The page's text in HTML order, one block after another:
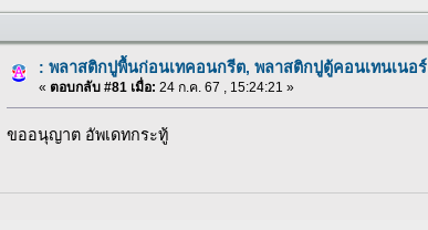
: พลาสติกปูพื้นก่อนเทคอนกรีต, พลาสติกปูตู้คอนเทนเนอร์
« ตอบกลับ #81 เมื่อ: 24 ก.ค. 67 , 15:24:21 »
ขออนุญาต อัพเดทกระทู้